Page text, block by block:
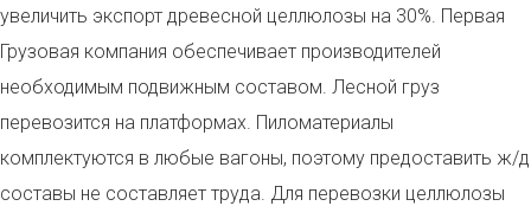
увеличить экспорт древесной целлюлозы на 30%. Первая
Грузовая компания обеспечивает производителей
необходимым подвижным составом. Лесной груз
перевозится на платформах. Пиломатериалы
комплектуются в любые вагоны, поэтому предоставить ж/д
составы не составляет труда. Для перевозки целлюлозы